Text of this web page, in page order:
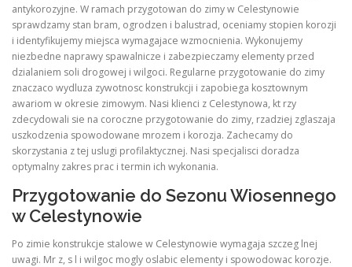
antykorozyjne. W ramach przygotowan do zimy w Celestynowie
sprawdzamy stan bram, ogrodzen i balustrad, oceniamy stopien korozji
i identyfikujemy miejsca wymagajace wzmocnienia. Wykonujemy
niezbedne naprawy spawalnicze i zabezpieczamy elementy przed
dzialaniem soli drogowej i wilgoci. Regularne przygotowanie do zimy
znaczaco wydluza zywotnosc konstrukcji i zapobiega kosztownym
awariom w okresie zimowym. Nasi klienci z Celestynowa, kt rzy
zdecydowali sie na coroczne przygotowanie do zimy, rzadziej zglaszaja
uszkodzenia spowodowane mrozem i korozja. Zachecamy do
skorzystania z tej uslugi profilaktycznej. Nasi specjalisci doradza
optymalny zakres prac i termin ich wykonania.
Przygotowanie do Sezonu Wiosennego
w Celestynowie
Po zimie konstrukcje stalowe w Celestynowie wymagaja szczeg lnej
uwagi. Mr z, s l i wilgoc mogly oslabic elementy i spowodowac korozje.